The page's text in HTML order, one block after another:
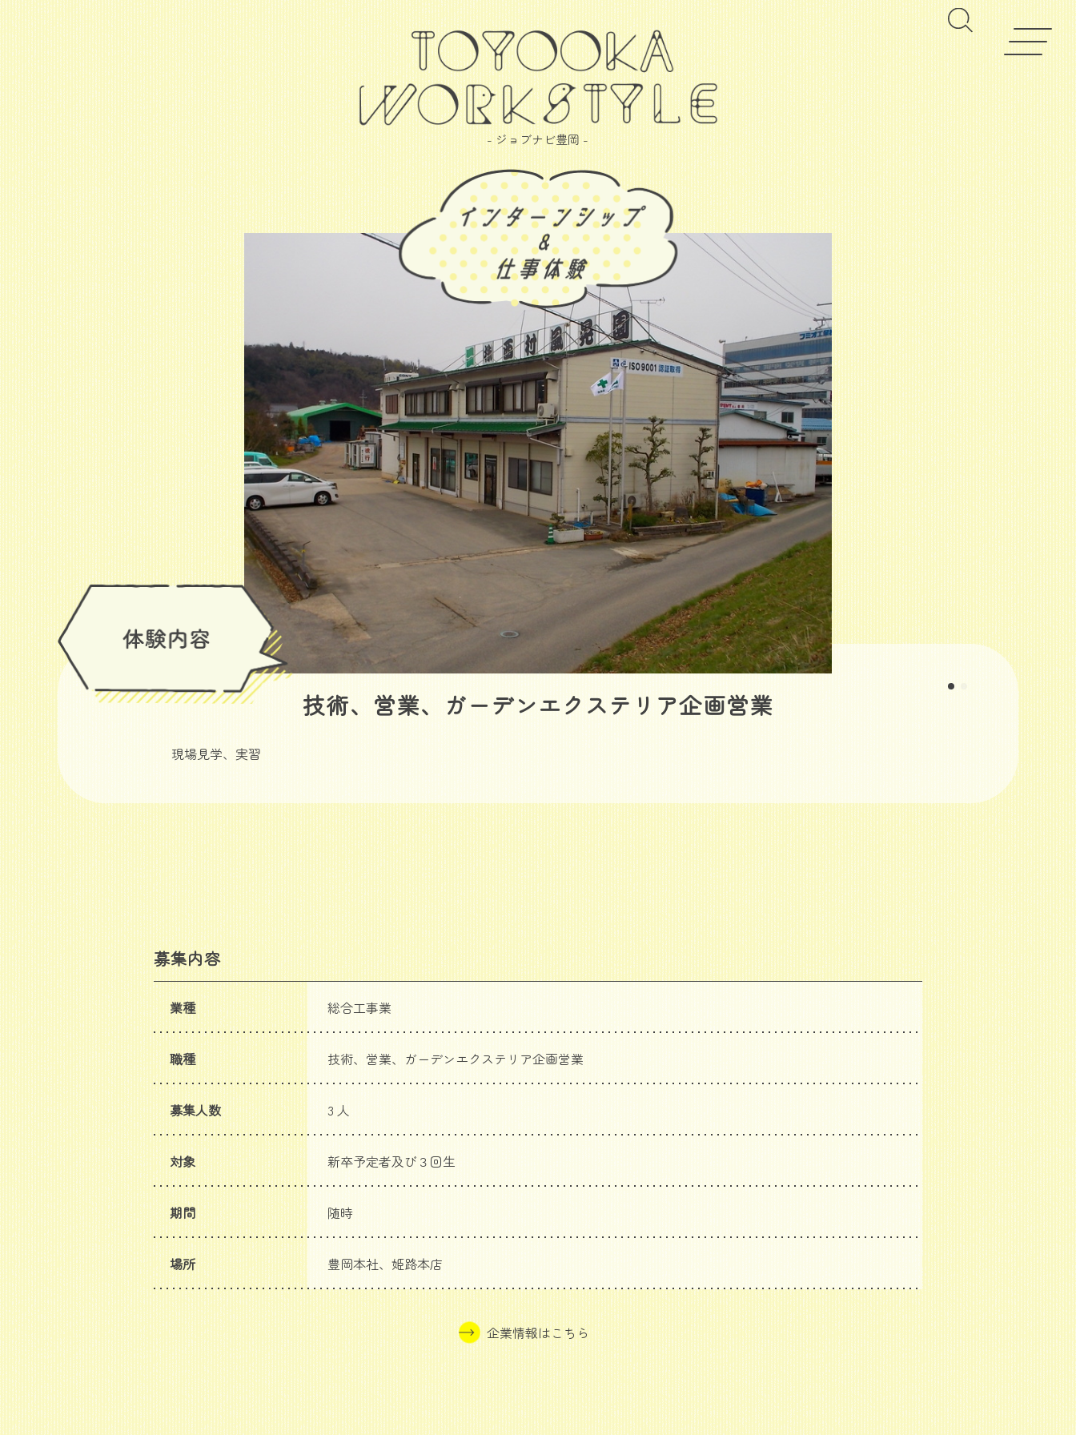
- ジョブナビ豊岡 -
カ） ニシムラフウコウエン
株式会社西村風晃園
造園工事、法面処理工事、土木工事、森林整備、園芸用品販売、リガーデン、その他環境関連事業
企業情報はこちら
技術、営業、ガーデンエクステリア企画営業
現場見学、実習
募集内容
業種 総合工事業
職種 技術、営業、ガーデンエクステリア企画営業
募集人数 3 人
対象 新卒予定者及び３回生
期間 随時
場所 豊岡本社、姫路本店
企業情報はこちら